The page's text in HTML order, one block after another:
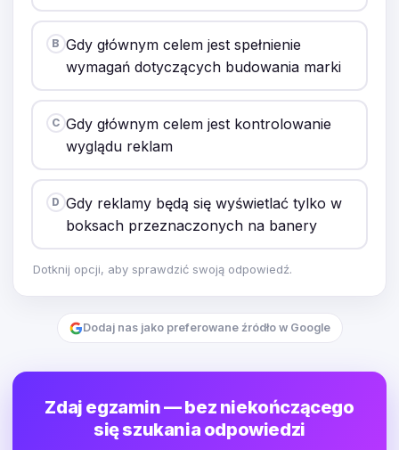
B Gdy głównym celem jest spełnienie
wymagań dotyczących budowania marki
C Gdy głównym celem jest kontrolowanie
wyglądu reklam
D Gdy reklamy będą się wyświetlać tylko w
boksach przeznaczonych na banery
Dotknij opcji, aby sprawdzić swoją odpowiedź.
Dodaj nas jako preferowane źródło w Google
Zdaj egzamin — bez niekończącego
się szukania odpowiedzi